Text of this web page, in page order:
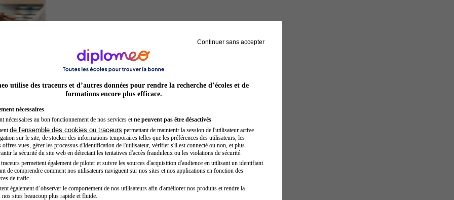
Préparateur en pharmacie
Continuer sans accepter
utilise des traceurs et d’autres données pour rendre la recherche d’écoles et de
formations encore plus efficace.
nécessaires
nécessaires au bon fonctionnement de nos services et ne peuvent pas être désactivés.
de l'ensemble des cookies ou traceurs permettant de maintenir la session de l'utilisateur active
sur le site, de stocker des informations temporaires telles que les préférences des utilisateurs, les
offres vues, gérer les processus d'identification de l'utilisateur, vérifier s'il est connecté ou non, et plus
la sécurité du site web en détectant les tentatives d'accès frauduleux ou les violations de sécurité.
permettent également de piloter et suivre les sources d'acquisition d'audience en utilisant un identifiant
de comprendre comment nos utilisateurs naviguent sur nos sites et nos applications en fonction des
de trafic.
également d’observer le comportement de nos utilisateurs afin d'améliorer nos produits et rendre la
sites beaucoup plus rapide et fluide.